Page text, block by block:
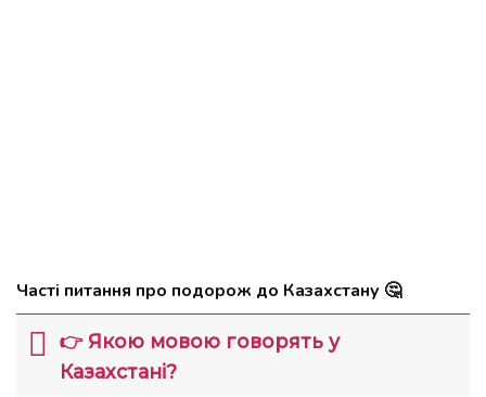
Часті питання про подорож до Казахстану 🤔
👉 Якою мовою говорять у
Казахстані?